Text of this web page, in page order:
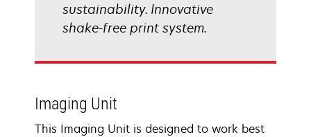
sustainability. Innovative
shake-free print system.
Imaging Unit
This Imaging Unit is designed to work best